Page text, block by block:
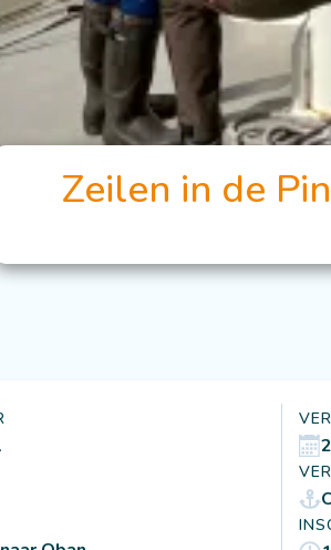
Zeilen in de